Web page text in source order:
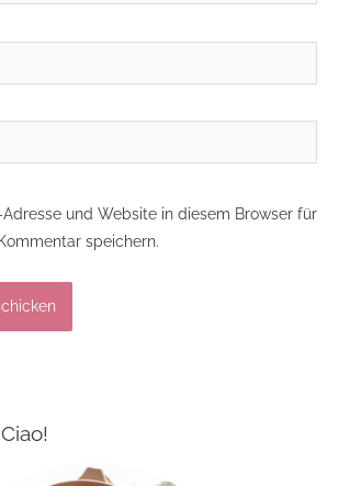
und Website in diesem Browser für
speichern.